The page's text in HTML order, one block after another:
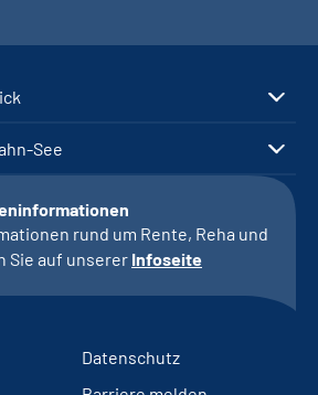
See
rund um Rente, Reha und
Sie auf unserer Infoseite
Datenschutz